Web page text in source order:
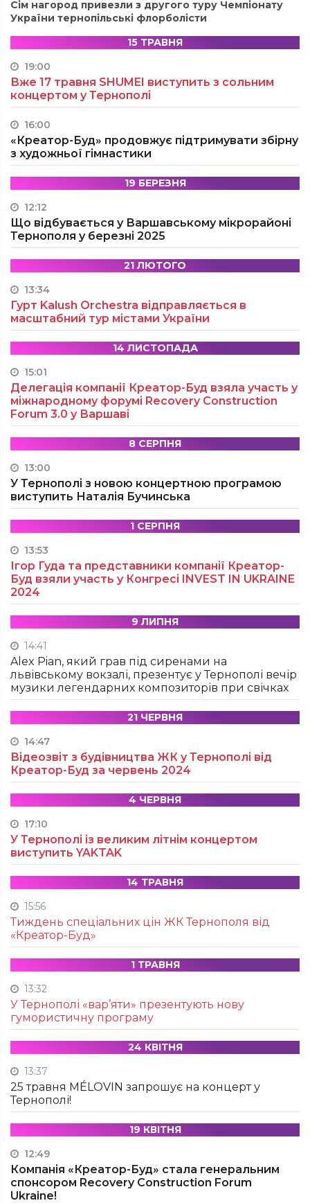
Сім нагород привезли з другого туру Чемпіонату
України тернопільські флорболісти
15 ТРАВНЯ
19:00
Вже 17 травня SHUMEI виступить з сольним
концертом у Тернополі
16:00
«Креатор-Буд» продовжує підтримувати збірну
з художньої гімнастики
19 БЕРЕЗНЯ
12:12
Що відбувається у Варшавському мікрорайоні
Тернополя у березні 2025
21 ЛЮТОГО
13:34
Гурт Kalush Orchestra відправляється в
масштабний тур містами України
14 ЛИСТОПАДА
15:01
Делегація компанії Креатор-Буд взяла участь у
міжнародному форумі Recovery Construction
Forum 3.0 у Варшаві
8 СЕРПНЯ
13:00
У Тернополі з новою концертною програмою
виступить Наталія Бучинська
1 СЕРПНЯ
13:53
Ігор Гуда та представники компанії Креатор-
Буд взяли участь у Конгресі INVEST IN UKRAINE
2024
9 ЛИПНЯ
14:41
Alex Pian, який грав під сиренами на
львівському вокзалі, презентує у Тернополі вечір
музики легендарних композиторів при свічках
21 ЧЕРВНЯ
14:47
Відеозвіт з будівництва ЖК у Тернополі від
Креатор-Буд за червень 2024
4 ЧЕРВНЯ
17:10
У Тернополі із великим літнім концертом
виступить YAKTAK
14 ТРАВНЯ
15:56
Тиждень спеціальних цін ЖК Тернополя від
«Креатор-Буд»
1 ТРАВНЯ
13:32
У Тернополі «вар’яти» презентують нову
гумористичну програму
24 КВІТНЯ
13:37
25 травня MÉLOVIN запрошує на концерт у
Тернополі!
19 КВІТНЯ
12:49
Компанія «Креатор-Буд» стала генеральним
спонсором Recovery Construction Forum
Ukraine!